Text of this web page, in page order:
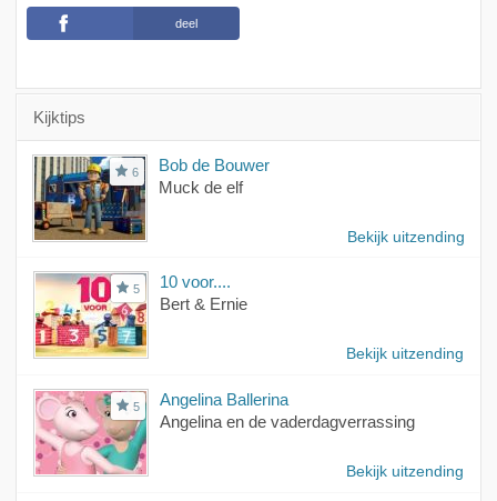
deel
Kijktips
6
Bob de Bouwer
Muck de elf
Bekijk uitzending
5
10 voor....
Bert & Ernie
Bekijk uitzending
5
Angelina Ballerina
Angelina en de vaderdagverrassing
Bekijk uitzending